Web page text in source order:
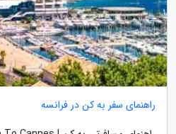
راهنمای سفر به کن در فرانسه